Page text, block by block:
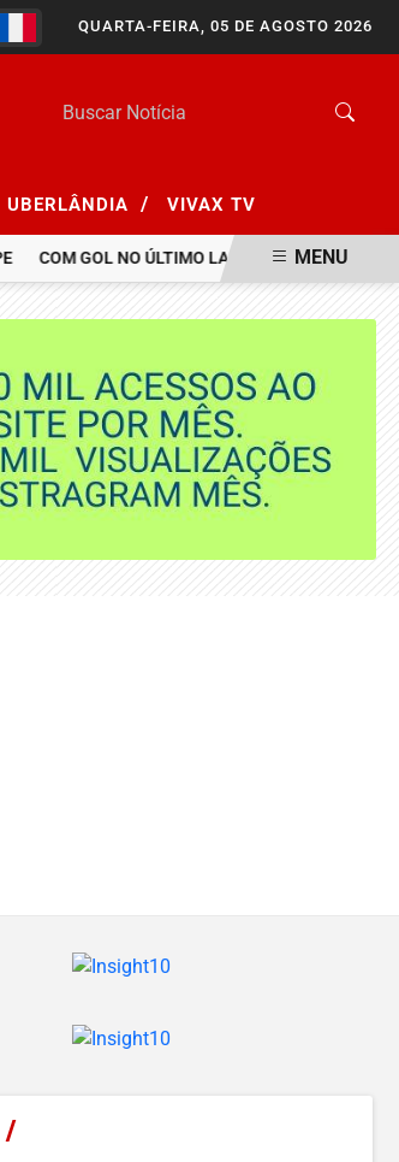
QUARTA-FEIRA, 05 DE AGOSTO 2026
UBERLÂNDIA / VIVAX TV
COM GOL NO ÚLTIMO LANCE, BOTAFOGO BATE
MENU
/